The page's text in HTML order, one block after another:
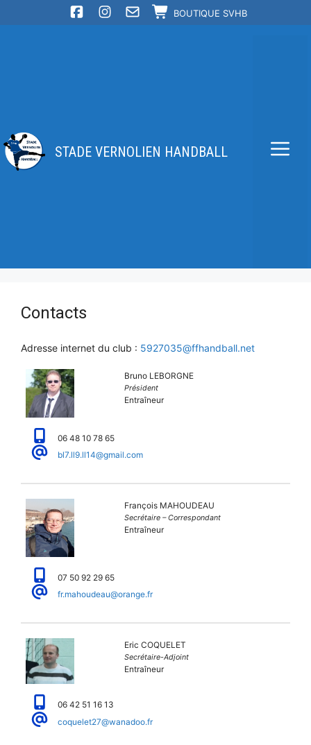
BOUTIQUE SVHB
STADE VERNOLIEN HANDBALL
Contacts
Adresse internet du club : 5927035@ffhandball.net
Bruno LEBORGNE
Président
Entraîneur
06 48 10 78 65
bl7.ll9.ll14@gmail.com
François MAHOUDEAU
Secrétaire – Correspondant
Entraîneur
07 50 92 29 65
fr.mahoudeau@orange.fr
Eric COQUELET
Secrétaire-Adjoint
Entraîneur
06 42 51 16 13
coquelet27@wanadoo.fr